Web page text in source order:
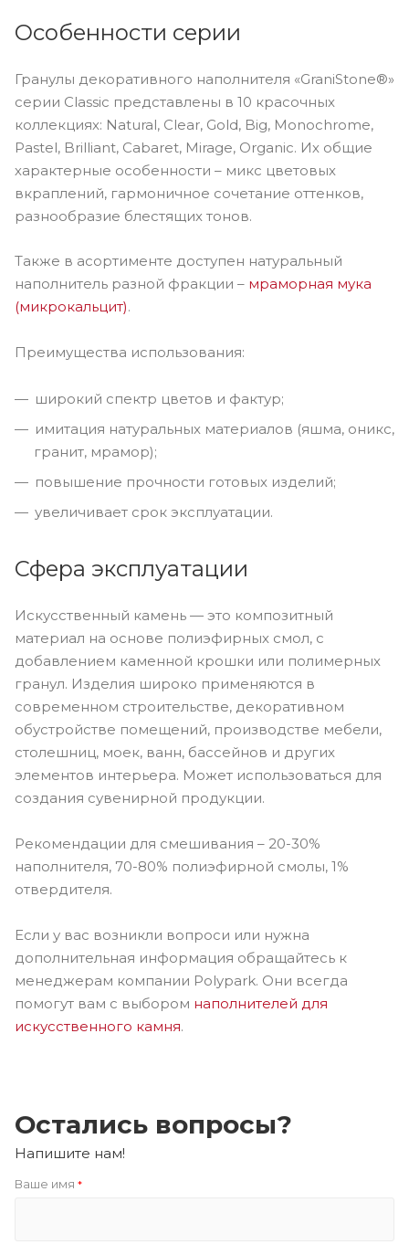
Особенности серии
Гранулы декоративного наполнителя «GraniStone®»
серии Classic представлены в 10 красочных
коллекциях: Natural, Clear, Gold, Big, Monochrome,
Pastel, Brilliant, Cabaret, Mirage, Organic. Их общие
характерные особенности – микс цветовых
вкраплений, гармоничное сочетание оттенков,
разнообразие блестящих тонов.
Также в асортименте доступен натуральный
наполнитель разной фракции – мраморная мука
(микрокальцит).
Преимущества использования:
широкий спектр цветов и фактур;
имитация натуральных материалов (яшма, оникс,
гранит, мрамор);
повышение прочности готовых изделий;
увеличивает срок эксплуатации.
Сфера эксплуатации
Искусственный камень — это композитный
материал на основе полиэфирных смол, с
добавлением каменной крошки или полимерных
гранул. Изделия широко применяются в
современном строительстве, декоративном
обустройстве помещений, производстве мебели,
столешниц, моек, ванн, бассейнов и других
элементов интерьера. Может использоваться для
создания сувенирной продукции.
Рекомендации для смешивания – 20-30%
наполнителя, 70-80% полиэфирной смолы, 1%
отвердителя.
Если у вас возникли вопроси или нужна
дополнительная информация обращайтесь к
менеджерам компании Polypark. Они всегда
помогут вам с выбором наполнителей для
искусственного камня.
Остались вопросы?
Напишите нам!
Ваше имя *